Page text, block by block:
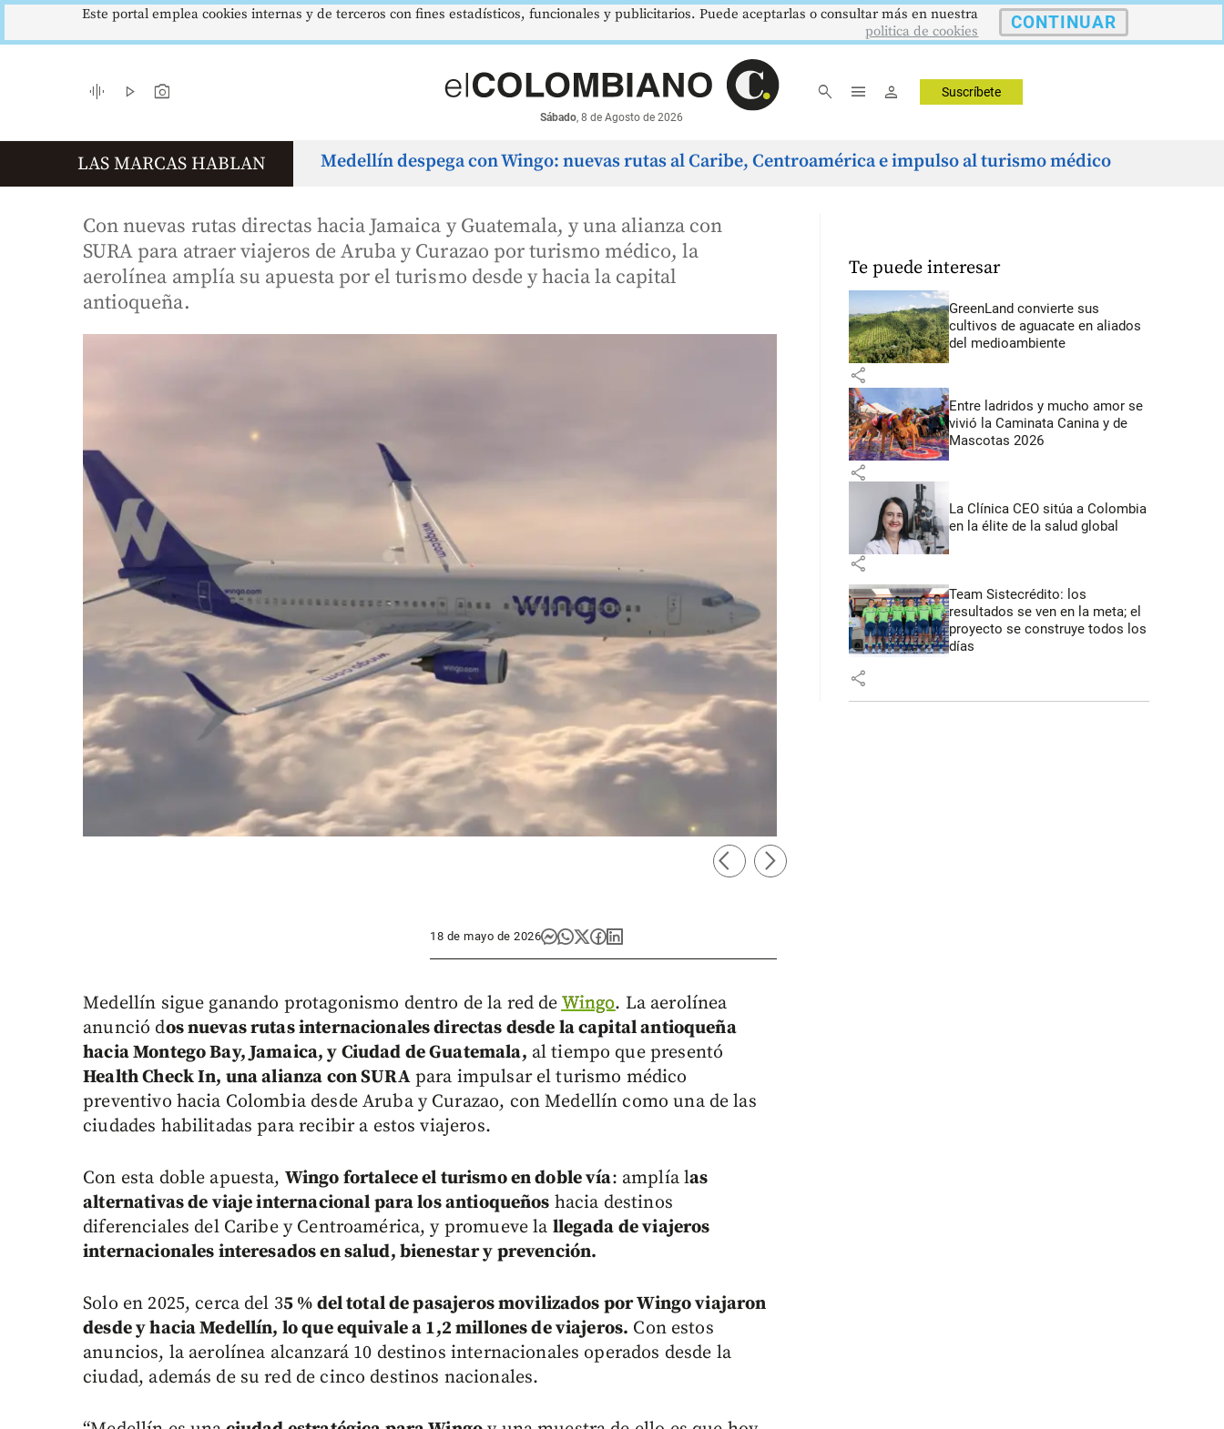
$4178,23 IPC
Inflación anual
5,81 % DTF
Dep. Término Fijo
12,48 % UVR $386,1273 SMMLV
Salario Mínimo
$1.750.905 BRENT
Petróleo
US$73,48 ORO
Onza Troy
US$3342,60
▲ 8.20
COLCAP
Índ. Bursátil
1621,34 pts
▲ 0.67
Pico y Placa Medellín Sabado no no
graphic_eq play_arrow photo_camera
Sábado, 8 de Agosto de 2026
search menu person Suscríbete
LAS MARCAS HABLAN Medellín despega con Wingo: nuevas rutas al Caribe, Centroamérica e impulso al turismo médico
Con nuevas rutas directas hacia Jamaica y Guatemala, y una alianza con
SURA para atraer viajeros de Aruba y Curazao por turismo médico, la
aerolínea amplía su apuesta por el turismo desde y hacia la capital
antioqueña.
arrow_back_ios Foto: Cortesía.
arrow_forward_ios
18 de mayo de 2026
Medellín sigue ganando protagonismo dentro de la red de Wingo. La aerolínea
anunció dos nuevas rutas internacionales directas desde la capital antioqueña
hacia Montego Bay, Jamaica, y Ciudad de Guatemala, al tiempo que presentó
Health Check In, una alianza con SURApara impulsar el turismo médico
preventivo hacia Colombia desde Aruba y Curazao, con Medellín como una de las
ciudades habilitadas para recibir a estos viajeros.
Con esta doble apuesta, Wingo fortalece el turismo en doble vía: amplía las
alternativas de viaje internacional para los antioqueños hacia destinos
diferenciales del Caribe y Centroamérica, y promueve la llegada de viajeros
internacionales interesados en salud, bienestar y prevención.
Solo en 2025, cerca del 35 % del total de pasajeros movilizados por Wingo viajaron
desde y hacia Medellín, lo que equivale a 1,2 millones de viajeros. Con estos
anuncios, la aerolínea alcanzará 10 destinos internacionales operados desde la
ciudad, además de su red de cinco destinos nacionales.
Te puede interesar
GreenLand convierte sus
cultivos de aguacate en aliados
del medioambiente
share
Entre ladridos y mucho amor se
vivió la Caminata Canina y de
Mascotas 2026
share
La Clínica CEO sitúa a Colombia
en la élite de la salud global
share
Team Sistecrédito: los
resultados se ven en la meta; el
proyecto se construye todos los
días
share
Este portal emplea cookies internas y de terceros con fines estadísticos, funcionales y publicitarios. Puede aceptarlas o consultar más en nuestra
politica de cookies
CONTINUAR